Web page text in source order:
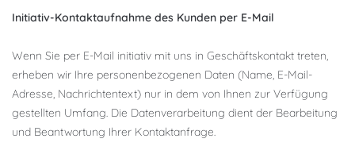
Initiativ-Kontaktaufnahme des Kunden per E-Mail
Wenn Sie per E-Mail initiativ mit uns in Geschäftskontakt treten,
erheben wir Ihre personenbezogenen Daten (Name, E-Mail-
Adresse, Nachrichtentext) nur in dem von Ihnen zur Verfügung
gestellten Umfang. Die Datenverarbeitung dient der Bearbeitung
und Beantwortung Ihrer Kontaktanfrage.